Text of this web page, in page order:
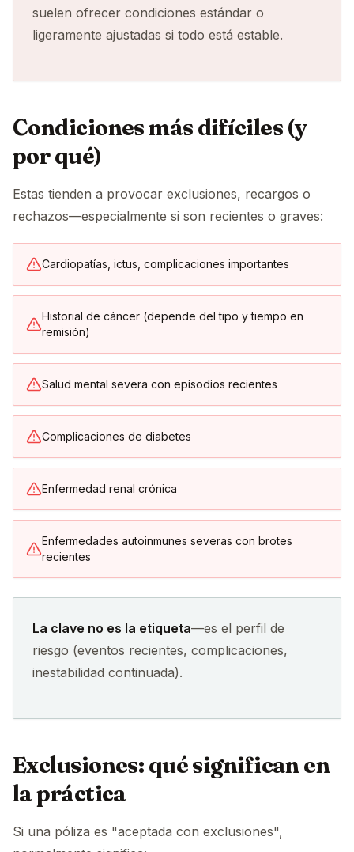
suelen ofrecer condiciones estándar o
ligeramente ajustadas si todo está estable.
Condiciones más difíciles (y
por qué)
Estas tienden a provocar exclusiones, recargos o
rechazos—especialmente si son recientes o graves:
Cardiopatías, ictus, complicaciones importantes
Historial de cáncer (depende del tipo y tiempo en
remisión)
Salud mental severa con episodios recientes
Complicaciones de diabetes
Enfermedad renal crónica
Enfermedades autoinmunes severas con brotes
recientes
La clave no es la etiqueta—es el perfil de
riesgo (eventos recientes, complicaciones,
inestabilidad continuada).
Exclusiones: qué significan en
la práctica
Si una póliza es "aceptada con exclusiones",